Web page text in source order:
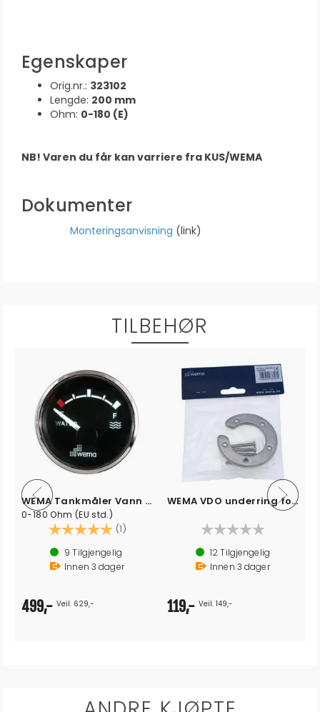
Egenskaper
Orig.nr.: 323102
Lengde: 200 mm
Ohm: 0-180 (E)
NB! Varen du får kan varriere fra KUS/WEMA
Dokumenter
Monteringsanvisning (link)
TILBEHØR
WEMA Tankmåler Vann SL-sort
0-180 Ohm (EU std.)
Karakter: (1)
9 Tilgjengelig
Innen 3 dager
499,- Veil. 629,-
WEMA VDO underring for tankmontering
12Tilgjengelig
Innen 3 dager
119,- Veil. 149,-